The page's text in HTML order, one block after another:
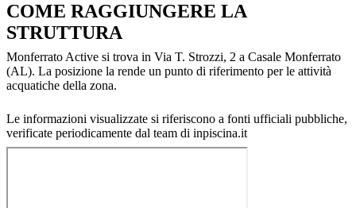
COME RAGGIUNGERE LA
STRUTTURA
Monferrato Active si trova in Via T. Strozzi, 2 a Casale Monferrato
(AL). La posizione la rende un punto di riferimento per le attività
acquatiche della zona.
Le informazioni visualizzate si riferiscono a fonti ufficiali pubbliche,
verificate periodicamente dal team di inpiscina.it